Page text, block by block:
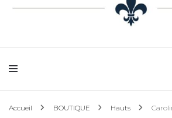
Lignes de
Accueil BOUTIQUE Hauts